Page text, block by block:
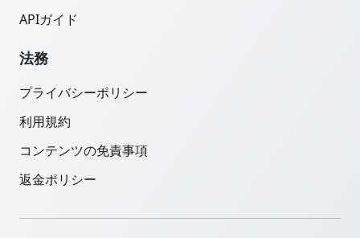
APIガイド
法務
プライバシーポリシー
利用規約
コンテンツの免責事項
返金ポリシー